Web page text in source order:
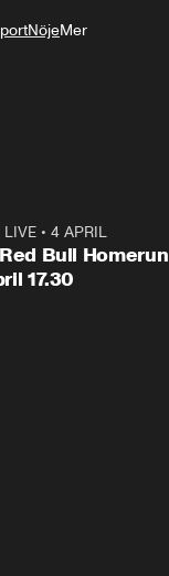
NöjeMer
LIVE •4 APRIL
Bull Homerun
17.30